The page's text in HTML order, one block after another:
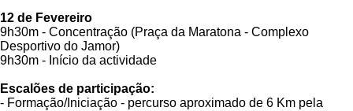
12 de Fevereiro
9h30m - Concentração (Praça da Maratona - Complexo
Desportivo do Jamor)
9h30m - Início da actividade
Escalões de participação:
- Formação/Iniciação - percurso aproximado de 6 Km pela